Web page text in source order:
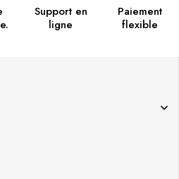
Support en
ligne
Paiement
flexible